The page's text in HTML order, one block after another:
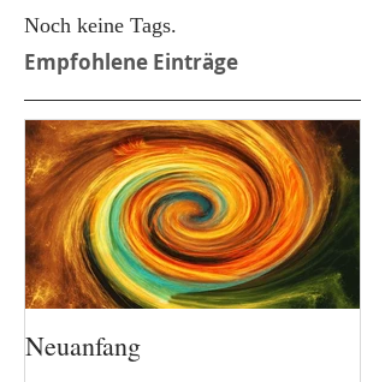
Noch keine Tags.
Empfohlene Einträge
Neuanfang